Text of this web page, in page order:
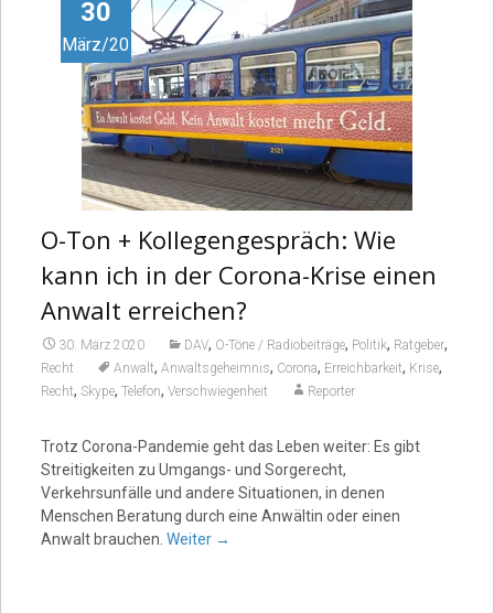
30
März/20
O-Ton + Kollegengespräch: Wie
kann ich in der Corona-Krise einen
Anwalt erreichen?
30. März 2020 DAV, O-Töne / Radiobeiträge, Politik, Ratgeber,
Recht Anwalt, Anwaltsgeheimnis, Corona, Erreichbarkeit, Krise,
Recht, Skype, Telefon, Verschwiegenheit Reporter
Trotz Corona-Pandemie geht das Leben weiter: Es gibt
Streitigkeiten zu Umgangs- und Sorgerecht,
Verkehrsunfälle und andere Situationen, in denen
Menschen Beratung durch eine Anwältin oder einen
Anwalt brauchen. Weiter →